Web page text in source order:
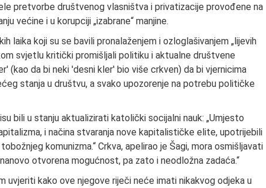
pretvorbe društvenog vlasništva i privatizacije provođene na
većine i u korupciji „izabrane“ manjine.
laika koji su se bavili pronalaženjem i ozloglašivanjem „lijevih
svjetlu kritički promišljali politiku i aktualne društvene
(kao da bi neki 'desni kler' bio više crkven) da bi vjernicima
stanja u društvu, a svako upozorenje na potrebu političke
bili u stanju aktualizirati katolički socijalni nauk: „Umjesto
i načina stvaranja nove kapitalističke elite, upotrijebili
komunizma.“ Crkva, apelirao je Šagi, mora osmišljavati
otvorena mogućnost, pa zato i neodložna zadaća.“
uvjeriti kako ove njegove riječi neće imati nikakvog odjeka u